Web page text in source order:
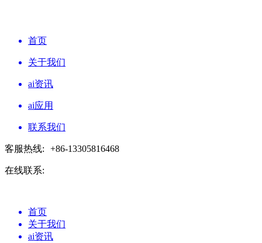
首页
关于我们
ai资讯
ai应用
联系我们
客服热线: +86-13305816468
在线联系:
首页
关于我们
ai资讯